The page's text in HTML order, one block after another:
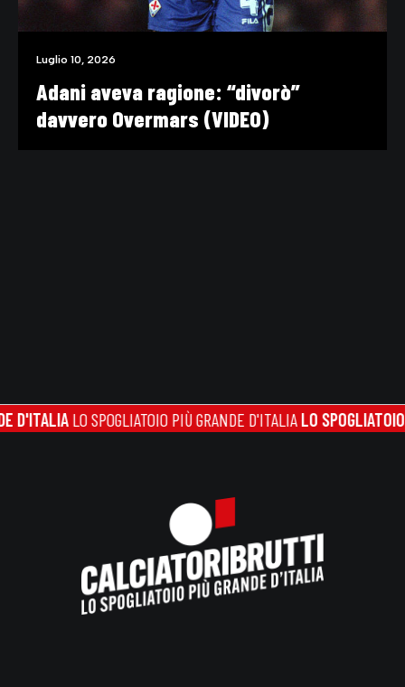
Luglio 10, 2026
Adani aveva ragione: “divorò”
davvero Overmars (VIDEO)
LO SPOGLIATOIO PIÙ GRANDE D'ITALIALO SPOGLIATOIO PIÙ